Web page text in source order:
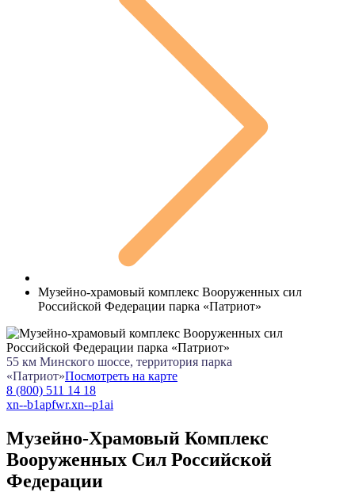
Музейно-храмовый комплекс Вооруженных сил
Российской Федерации парка «Патриот»
55 км Минского шоссе, территория парка
«Патриот»Посмотреть на карте
8 (800) 511 14 18
xn--b1apfwr.xn--p1ai
Музейно-Храмовый Комплекс
Вооруженных Сил Российской
Федерации